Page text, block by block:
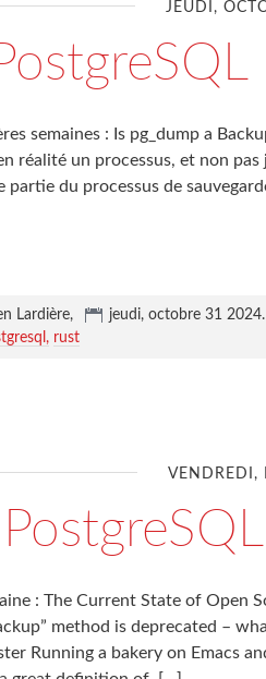
JEUDI,
semaines : Is pg_dump a
réalité un processus, et non
partie du processus de
Lardière, jeudi, octobre 31 2024.
rust
VENDREDI,
: The Current State of Open
method is deprecated –
Running a bakery on Emacs